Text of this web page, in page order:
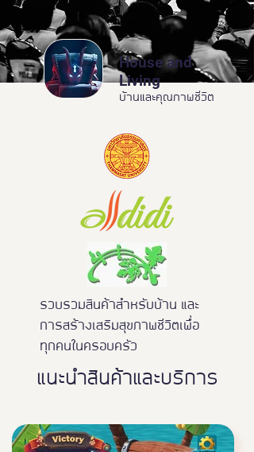
House and
Living
บ้านและคุณภาพชีวิต
รวบรวมสินค้าสำหรับบ้าน และ
การสร้างเสริมสุขภาพชีวิตเพื่อ
ทุกคนในครอบครัว
แนะนำสินค้าและบริการ